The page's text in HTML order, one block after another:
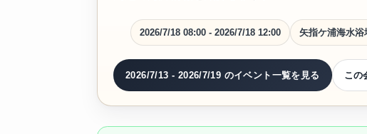
2026/7/18 08:00 - 2026/7/18 12:00 矢指ケ浦海水浴
2026/7/13 - 2026/7/19 のイベント一覧を見る この